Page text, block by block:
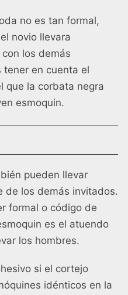
no es tan formal,
novio llevara
los demás
tener en cuenta el
que la corbata negra
esmoquin.
pueden llevar
de los demás invitados.
formal o código de
es el atuendo
los hombres.
si el cortejo
idénticos en la